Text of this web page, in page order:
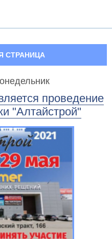
СТРАНИЦА
проведение
"Алтайстрой"